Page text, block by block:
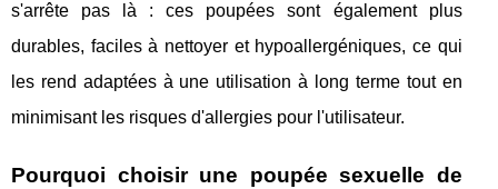
s'arrête pas là : ces poupées sont également plus
durables, faciles à nettoyer et hypoallergéniques, ce qui
les rend adaptées à une utilisation à long terme tout en
minimisant les risques d'allergies pour l'utilisateur.
Pourquoi choisir une poupée sexuelle de